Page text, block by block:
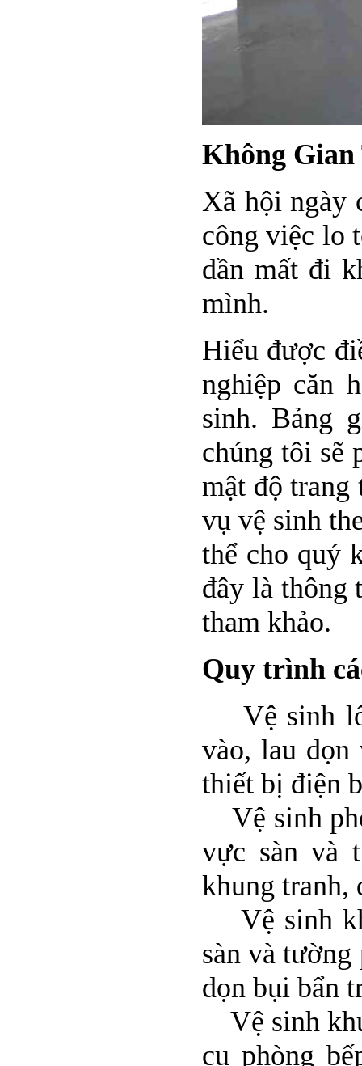
Không Gian
Xã hội ngày
công việc lo
dần mất đi
mình.
Hiểu được
nghiệp căn
sinh. Bảng
chúng tôi sẽ
mật độ
vụ vệ sinh
thể cho quý
đây là thông
tham khảo.
Quy trình
Vệ sinh lối
vào, lau dọn
thiết bị điện
Vệ sinh
vực sàn và
khung tranh,
Vệ sinh
sàn và
dọn bụi bẩn
Vệ sinh
cụ phòng